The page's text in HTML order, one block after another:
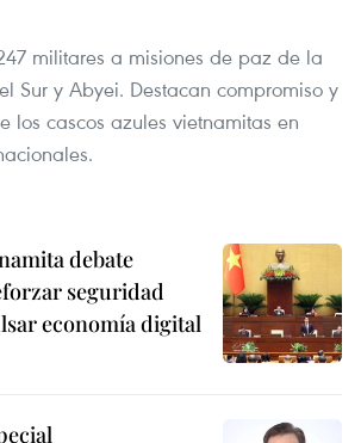
militares a misiones de paz de la
Sur y Abyei. Destacan compromiso y
los cascos azules vietnamitas en
debate
seguridad
economía digital